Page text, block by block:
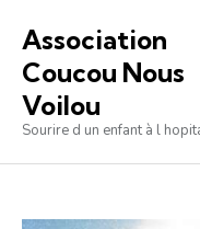
Association
Coucou Nous
Voilou
Sourire d un enfant à l